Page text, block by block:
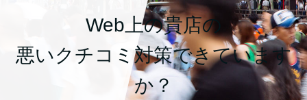
Web上の貴店の
悪いクチコミ対策できています
か？